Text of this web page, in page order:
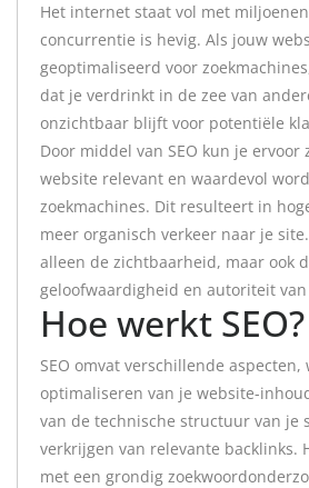
Het internet staat vol met
concurrentie is hevig. Als jouw
geoptimaliseerd voor
dat je verdrinkt in de zee van
onzichtbaar blijft voor potentiële
Door middel van SEO kun je ervoor
website relevant en waardevol
zoekmachines. Dit resulteert in
meer organisch verkeer naar je
alleen de zichtbaarheid, maar ook
geloofwaardigheid en autoriteit
Hoe werkt SEO?
SEO omvat verschillende
optimaliseren van je website-
van de technische structuur van je
verkrijgen van relevante backlinks.
met een grondig